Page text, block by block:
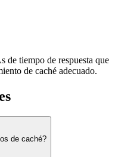
de tiempo de respuesta que
de caché adecuado.
de caché?